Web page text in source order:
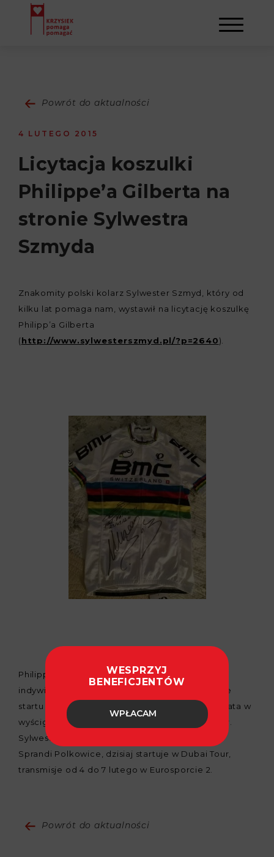
O NAS
NAPISALI O NAS
GALERIA
DZIAŁALNOŚĆ
NASI BENEFICJENCI
SULEJMAN
WYDARZENIA
KONTAKT
REJESTRACJA
Powrót do aktualności
4 LUTEGO 2015
Licytacja koszulki
Philippe’a Gilberta na
stronie Sylwestra
Szmyda
Znakomity polski kolarz Sylwester Szmyd, który od
kilku lat pomaga nam, wystawił na licytację koszulkę
Philipp’a Gilberta
(http://www.sylwesterszmyd.pl/?p=2640).
Philippe Gilbert był mistrzem Belgii w wyścigu
indywidualnym na czas i w wyścigu szosowym ze
startu wspólnego w 2011 r. A także mistrzem świata w
wyścigu szosowym ze startu wspólnego w 2012 r.
Sylwester Szmyd jeździ obecnie w ekipie CCC
Sprandi Polkowice, dzisiaj startuje w Dubai Tour,
transmisje od 4 do 7 lutego w Eurosporcie 2.
Powrót do aktualności
WESPRZYJ
BENEFICJENTÓW
WPŁACAM